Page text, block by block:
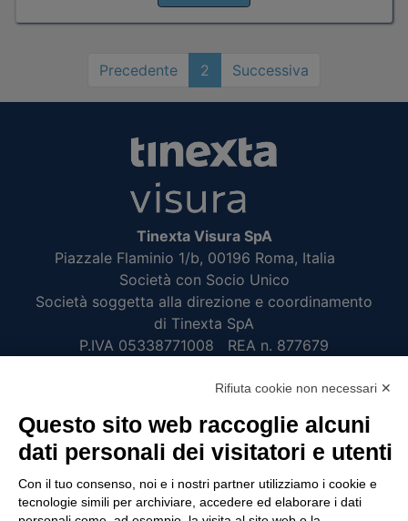
Precedente 2 Successiva
Tinexta Visura SpA
Piazzale Flaminio 1/b, 00196 Roma, Italia
Società con Socio Unico
Società soggetta alla direzione e coordinamento
di Tinexta SpA
P.IVA 05338771008 REA n. 877679
Recupero Password
POLICIES AND TERMS
Rifiuta cookie non necessari ✕
Questo sito web raccoglie alcuni
dati personali dei visitatori e utenti
Con il tuo consenso, noi e i nostri partner utilizziamo i cookie e
tecnologie simili per archiviare, accedere ed elaborare i dati